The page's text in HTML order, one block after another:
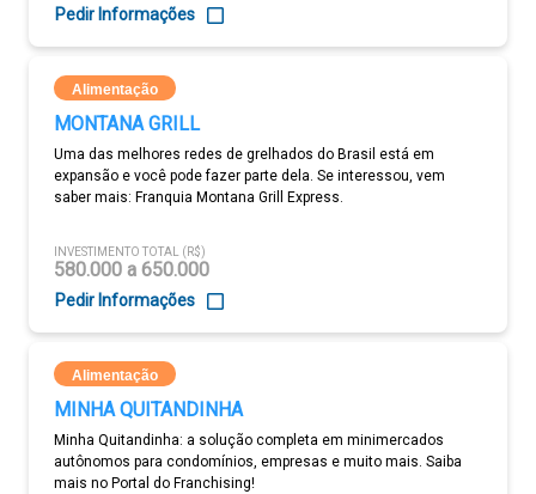
Pedir Informações
Alimentação
MONTANA GRILL
Uma das melhores redes de grelhados do Brasil está em
expansão e você pode fazer parte dela. Se interessou, vem
saber mais: Franquia Montana Grill Express.
INVESTIMENTO TOTAL (R$)
580.000 a 650.000
Pedir Informações
Alimentação
MINHA QUITANDINHA
Minha Quitandinha: a solução completa em minimercados
autônomos para condomínios, empresas e muito mais. Saiba
mais no Portal do Franchising!